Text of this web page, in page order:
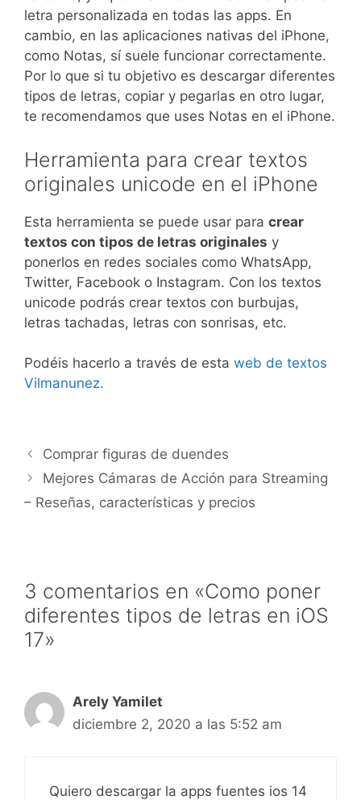
letra personalizada en todas las apps. En
cambio, en las aplicaciones nativas del iPhone,
como Notas, sí suele funcionar correctamente.
Por lo que si tu objetivo es descargar diferentes
tipos de letras, copiar y pegarlas en otro lugar,
te recomendamos que uses Notas en el iPhone.
Herramienta para crear textos
originales unicode en el iPhone
Esta herramienta se puede usar para crear
textos con tipos de letras originales y
ponerlos en redes sociales como WhatsApp,
Twitter, Facebook o Instagram. Con los textos
unicode podrás crear textos con burbujas,
letras tachadas, letras con sonrisas, etc.
Podéis hacerlo a través de esta web de textos
Vilmanunez.
Comprar figuras de duendes
Mejores Cámaras de Acción para Streaming
– Reseñas, características y precios
3 comentarios en «Como poner
diferentes tipos de letras en iOS
17»
Arely Yamilet
diciembre 2, 2020 a las 5:52 am
Quiero descargar la apps fuentes ios 14